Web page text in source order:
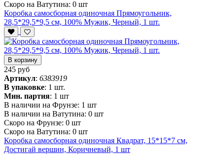
Скоро на Ватутина: 0 шт
Коробка самосборная одиночная Прямоугольник,
28,5*29,5*9,5 см, 100% Мужик, Черный, 1 шт.
В корзину
245 руб
Артикул: 6383919
В упаковке: 1 шт.
Мин. партия: 1 шт
В наличии на Фрунзе: 1 шт
В наличии на Ватутина: 0 шт
Скоро на Фрунзе: 0 шт
Скоро на Ватутина: 0 шт
Коробка самосборная одиночная Квадрат, 15*15*7 см,
Достигай вершин, Коричневый, 1 шт